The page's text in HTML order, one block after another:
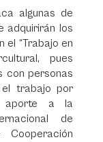
algunas de
adquirirán los
el “Trabajo en
pues
con personas
el trabajo por
aporte a la
de